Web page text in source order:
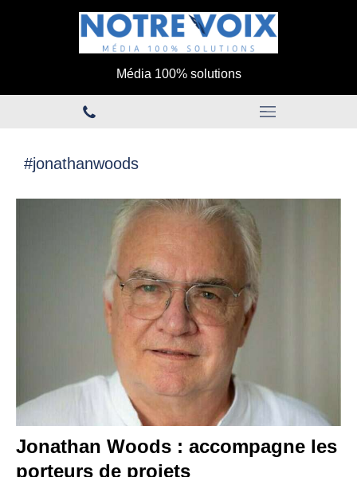
Média 100% solutions
#jonathanwoods
Jonathan Woods : accompagne les
porteurs de projets